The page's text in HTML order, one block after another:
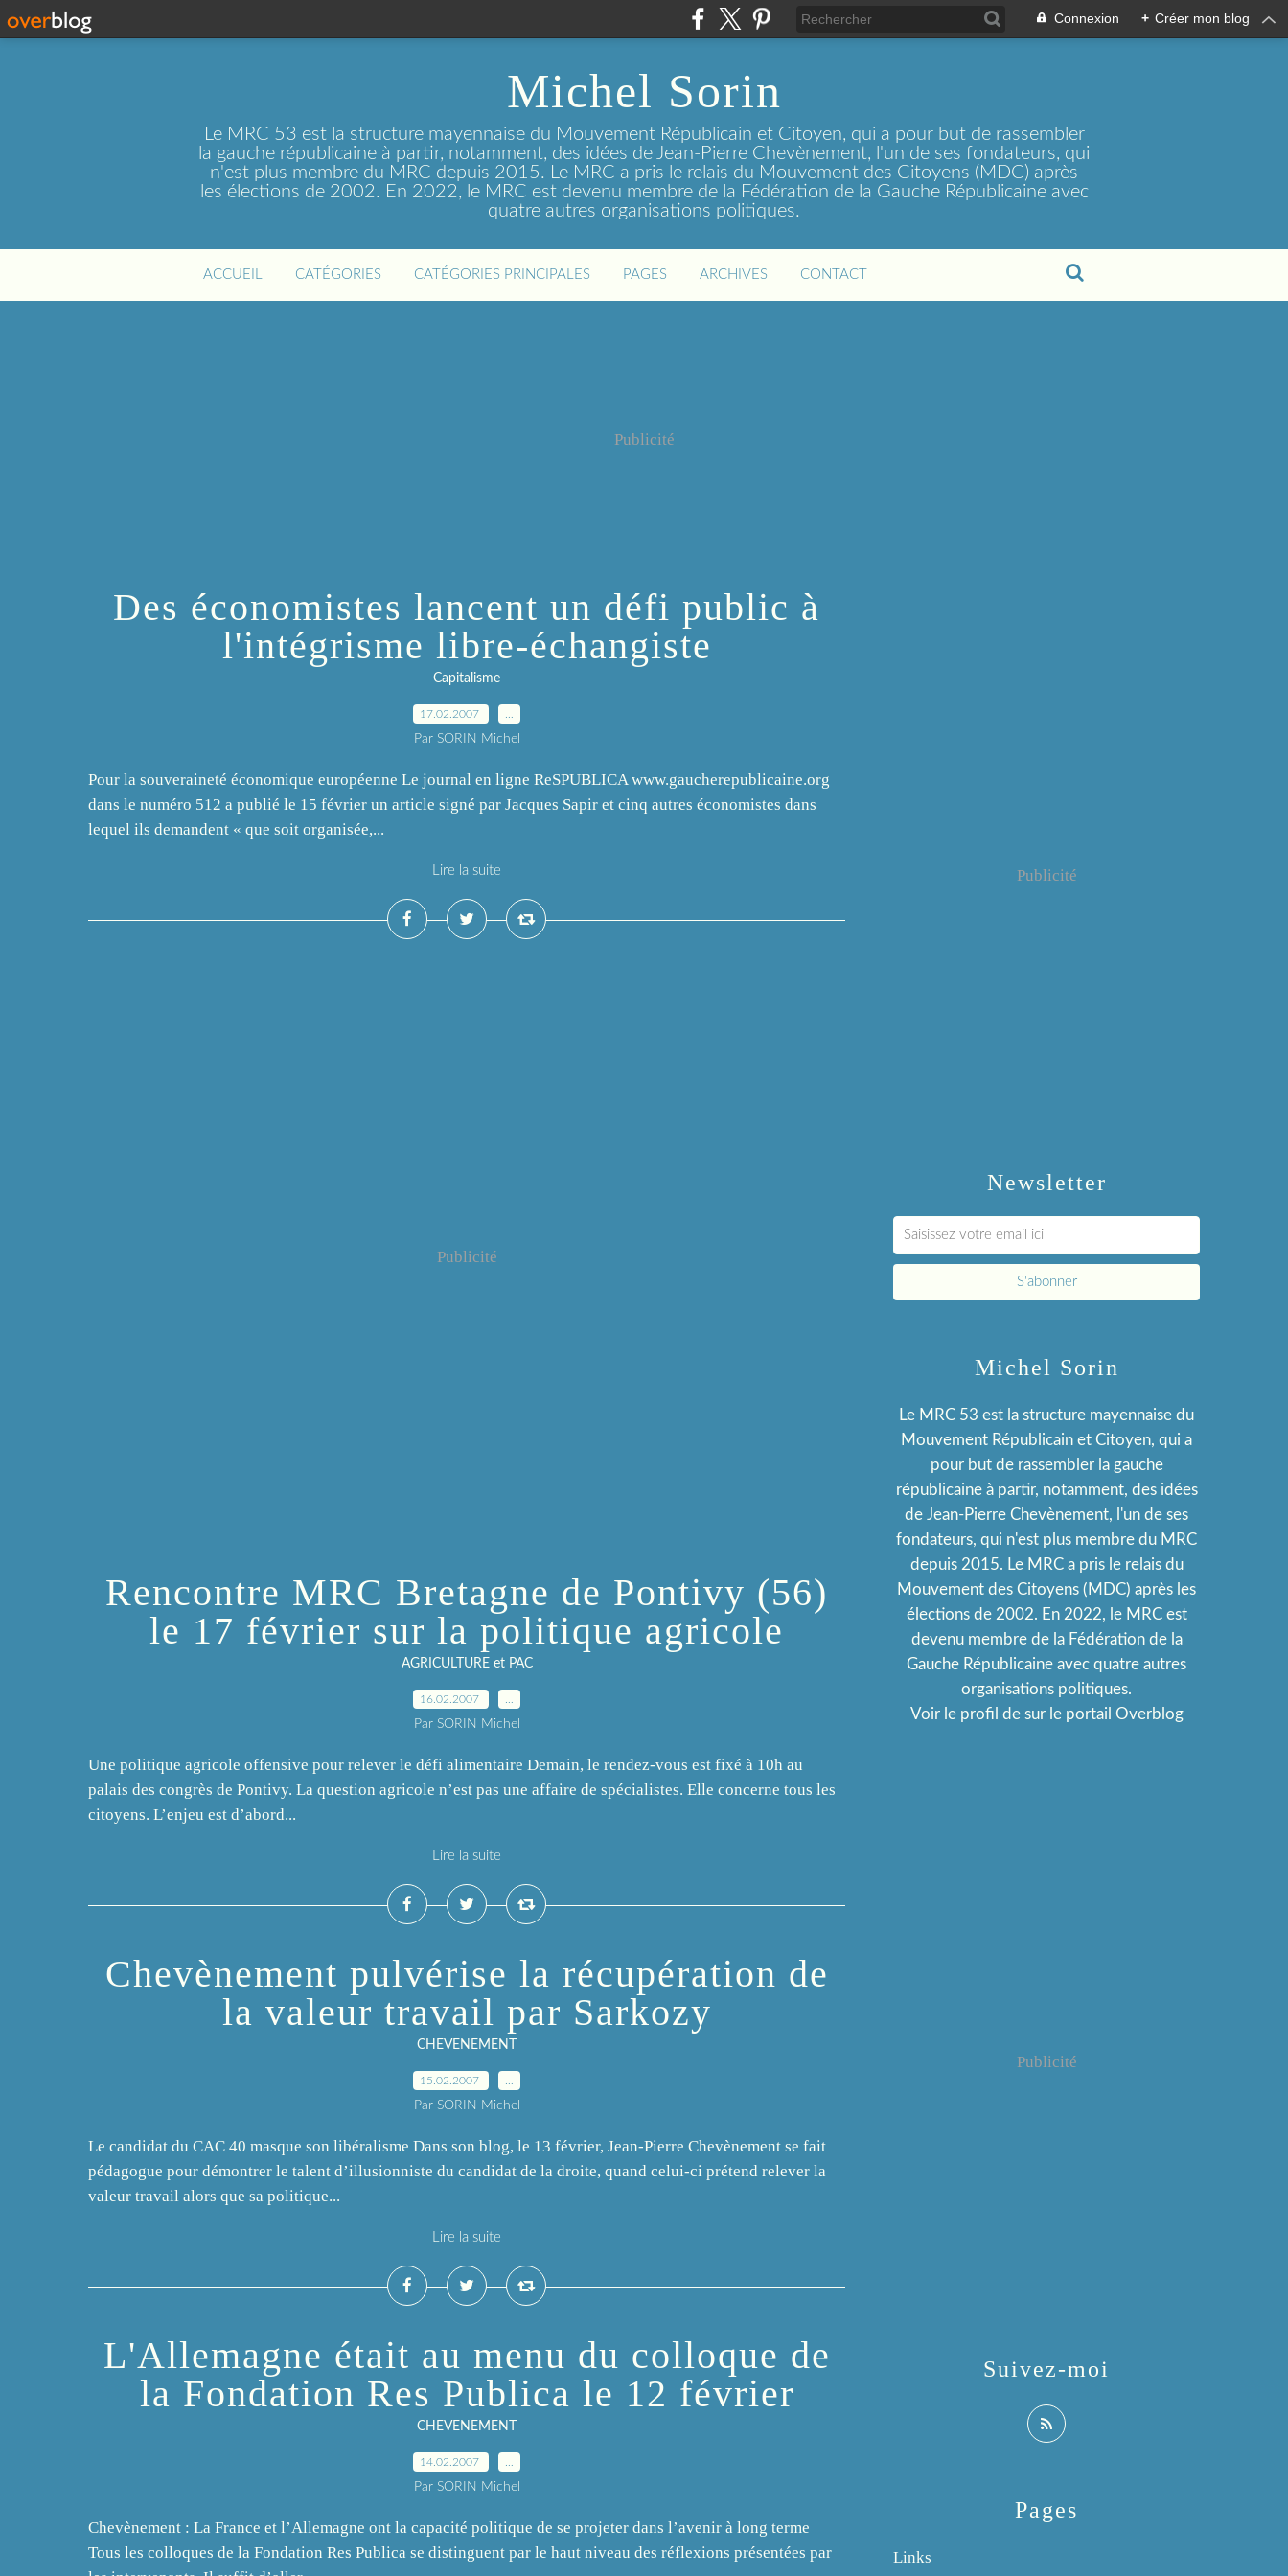
Connexion + Créer mon blog
Michel Sorin
Le MRC 53 est la structure mayennaise du Mouvement Républicain et Citoyen, qui a pour but de rassembler
la gauche républicaine à partir, notamment, des idées de Jean-Pierre Chevènement, l'un de ses fondateurs, qui
n'est plus membre du MRC depuis 2015. Le MRC a pris le relais du Mouvement des Citoyens (MDC) après
les élections de 2002. En 2022, le MRC est devenu membre de la Fédération de la Gauche Républicaine avec
quatre autres organisations politiques.
ACCUEIL CATÉGORIES CATÉGORIES PRINCIPALES PAGES ARCHIVES CONTACT
Publicité
Des économistes lancent un défi public à
l'intégrisme libre-échangiste
Capitalisme
17.02.2007
Par SORIN Michel
Pour la souveraineté économique européenne Le journal en ligne ReSPUBLICA www.gaucherepublicaine.org
dans le numéro 512 a publié le 15 février un article signé par Jacques Sapir et cinq autres économistes dans
lequel ils demandent « que soit organisée,...
Lire la suite
Publicité
Rencontre MRC Bretagne de Pontivy (56)
le 17 février sur la politique agricole
AGRICULTURE et PAC
16.02.2007
Par SORIN Michel
Une politique agricole offensive pour relever le défi alimentaire Demain, le rendez-vous est fixé à 10h au
palais des congrès de Pontivy. La question agricole n’est pas une affaire de spécialistes. Elle concerne tous les
citoyens. L’enjeu est d’abord...
Lire la suite
Chevènement pulvérise la récupération de
la valeur travail par Sarkozy
CHEVENEMENT
15.02.2007
Par SORIN Michel
Le candidat du CAC 40 masque son libéralisme Dans son blog, le 13 février, Jean-Pierre Chevènement se fait
pédagogue pour démontrer le talent d’illusionniste du candidat de la droite, quand celui-ci prétend relever la
valeur travail alors que sa politique...
Lire la suite
L'Allemagne était au menu du colloque de
la Fondation Res Publica le 12 février
CHEVENEMENT
14.02.2007
Par SORIN Michel
Chevènement : La France et l’Allemagne ont la capacité politique de se projeter dans l’avenir à long terme
Tous les colloques de la Fondation Res Publica se distinguent par le haut niveau des réflexions présentées par
Newsletter
Publicité
Pages
Links
Michel Sorin
Le MRC 53 est la structure mayennaise du
Mouvement Républicain et Citoyen, qui a
pour but de rassembler la gauche
républicaine à partir, notamment, des idées
de Jean-Pierre Chevènement, l'un de ses
fondateurs, qui n'est plus membre du MRC
depuis 2015. Le MRC a pris le relais du
Mouvement des Citoyens (MDC) après les
élections de 2002. En 2022, le MRC est
devenu membre de la Fédération de la
Gauche Républicaine avec quatre autres
organisations politiques.
Voir le profil de sur le portail Overblog
Suivez-moi
Publicité